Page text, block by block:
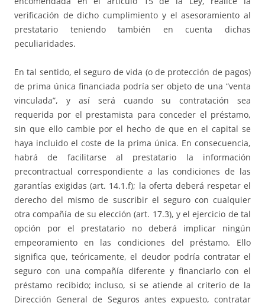
verificación de dicho cumplimiento y el asesoramiento al
prestatario teniendo también en cuenta dichas
peculiaridades.
En tal sentido, el seguro de vida (o de protección de pagos)
de prima única financiada podría ser objeto de una “venta
vinculada”, y así será cuando su contratación sea
requerida por el prestamista para conceder el préstamo,
sin que ello cambie por el hecho de que en el capital se
haya incluido el coste de la prima única. En consecuencia,
habrá de facilitarse al prestatario la información
precontractual correspondiente a las condiciones de las
garantías exigidas (art. 14.1.f); la oferta deberá respetar el
derecho del mismo de suscribir el seguro con cualquier
otra compañía de su elección (art. 17.3), y el ejercicio de tal
opción por el prestatario no deberá implicar ningún
empeoramiento en las condiciones del préstamo. Ello
significa que, teóricamente, el deudor podría contratar el
seguro con una compañía diferente y financiarlo con el
préstamo recibido; incluso, si se atiende al criterio de la
Dirección General de Seguros antes expuesto, contratar